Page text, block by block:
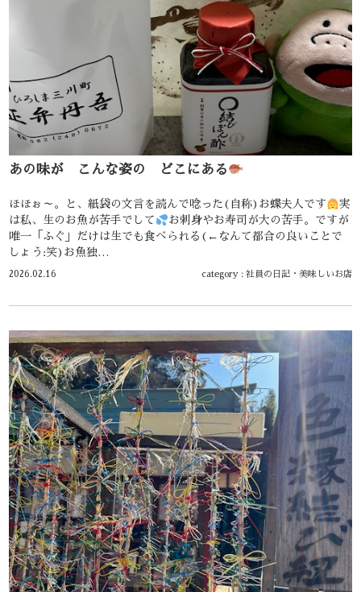
あの味が こんな姿の どこにある
ほほぉ～。と、紙袋の文言を読んで唸った(自称)お蝶夫人です
実
は私、生のお魚が苦手でして
お刺身やお寿司が大の苦手。ですが
唯一「ふぐ」だけは生でも食べられる(←なんて都合の良いことで
しょう:笑)お魚独…
2026.02.16 category : 社員の日記・ 美味しいお店